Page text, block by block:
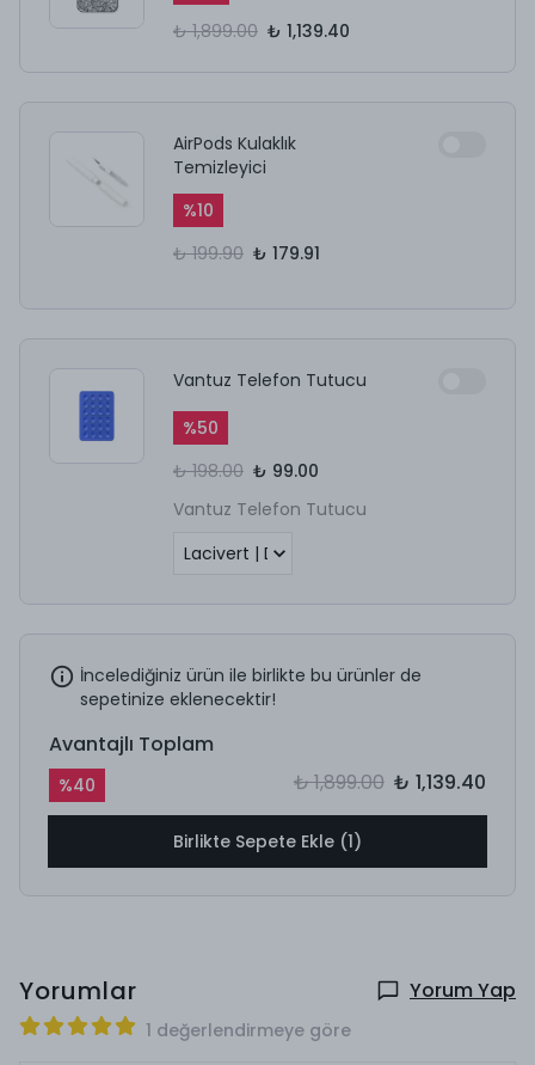
₺ 1,899.00 ₺ 1,139.40
AirPods Kulaklık
Temizleyici
%10
₺ 199.90 ₺ 179.91
Vantuz Telefon Tutucu
%50
₺ 198.00 ₺ 99.00
Vantuz Telefon Tutucu
İncelediğiniz ürün ile birlikte bu ürünler de
sepetinize eklenecektir!
Avantajlı Toplam
%40 ₺ 1,899.00 ₺ 1,139.40
Birlikte Sepete Ekle (1)
Yorumlar Yorum Yap
1 değerlendirmeye göre